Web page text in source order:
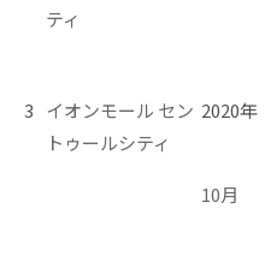
ティ
3 イオンモール セン
トゥールシティ
2020年
10月